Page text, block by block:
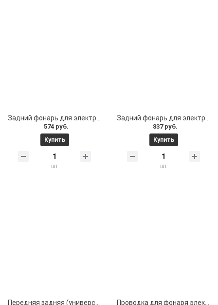
574 руб.
Купить
шт
837 руб.
Купить
шт